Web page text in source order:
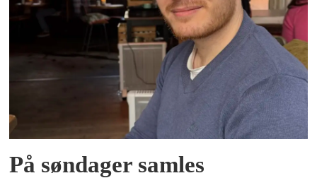
På søndager samles